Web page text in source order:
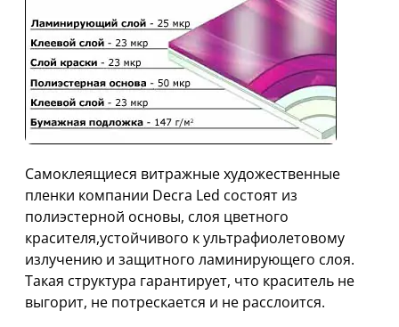
Самоклеящиеся витражные художественные
пленки компании Decra Led состоят из
полиэстерной основы, слоя цветного
красителя,устойчивого к ультрафиолетовому
излучению и защитного ламинирующего слоя.
Такая структура гарантирует, что краситель не
выгорит, не потрескается и не расслоится.